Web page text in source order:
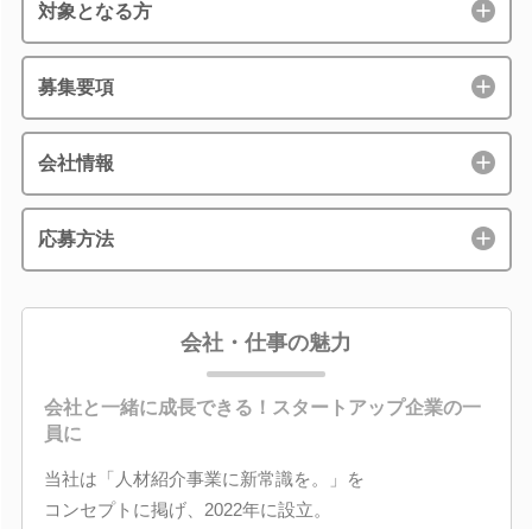
対象となる方
募集要項
会社情報
応募方法
会社・仕事の魅力
会社と一緒に成長できる！スタートアップ企業の一
員に
当社は「人材紹介事業に新常識を。」を
コンセプトに掲げ、2022年に設立。